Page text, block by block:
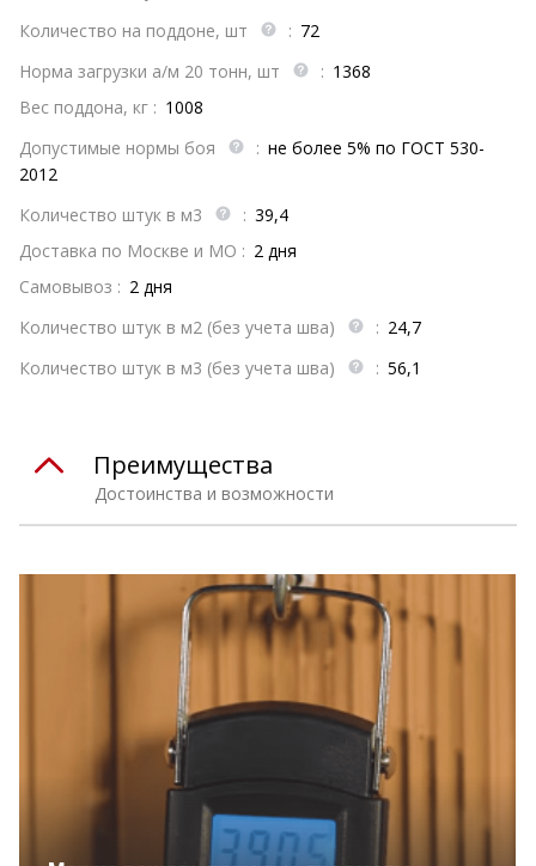
Количество на поддоне, шт
: 72
Норма загрузки а/м 20 тонн, шт
: 1368
Вес поддона, кг : 1008
Допустимые нормы боя
: не более 5% по ГОСТ 530-
2012
Количество штук в м3
: 39,4
Доставка по Москве и МО : 2 дня
Самовывоз : 2 дня
Количество штук в м2 (без учета шва)
: 24,7
Количество штук в м3 (без учета шва)
: 56,1
Достоинства и возможности
Преимущества